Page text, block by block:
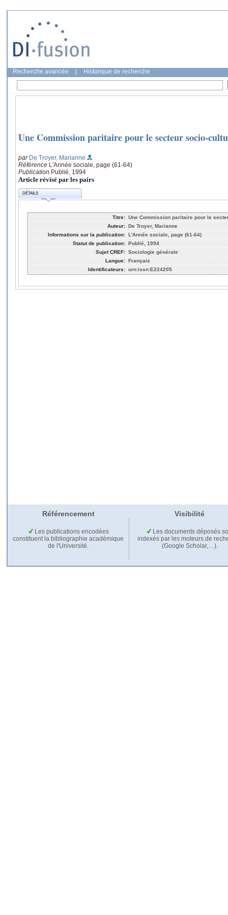
Recherche avancée Historique de recherche
Une Commission paritaire pour le secteur socio-
par De Troyer, Marianne
Référence L'Année sociale, page (61-64)
Publication Publié, 1994
Article révisé par les pairs
DÉTAILS
Titre: Une Commission paritaire pour le
Auteur: De Troyer, Marianne
Informations sur la publication: L'Année sociale, page (61-64)
Statut de publication: Publié, 1994
Sujet CREF: Sociologie générale
Langue: Français
Identificateurs: urn:issn:E224205
Référencement Visibilité
Les publications encodées
constituent la bibliographie académique
de l'Université.
Les documents déposés
indexés par les moteurs de
(Google Scholar,…).